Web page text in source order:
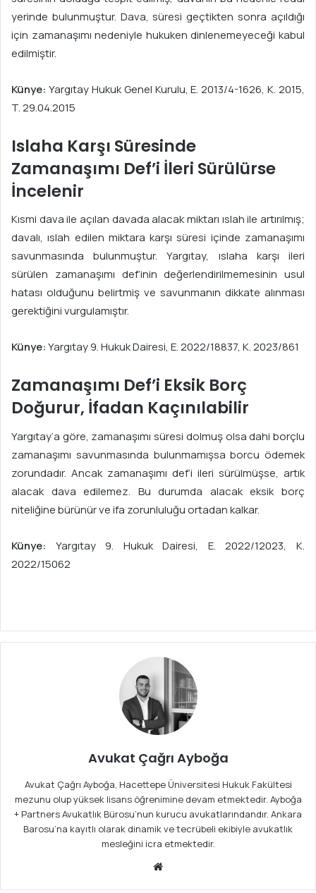
yerinde bulunmuştur. Dava, süresi geçtikten sonra açıldığı
için zamanaşımı nedeniyle hukuken dinlenemeyeceği kabul
edilmiştir.
Künye: Yargıtay Hukuk Genel Kurulu, E. 2013/4-1626, K. 2015,
T. 29.04.2015
Islaha Karşı Süresinde
Zamanaşımı Def’i İleri Sürülürse
İncelenir
Kısmi dava ile açılan davada alacak miktarı ıslah ile artırılmış;
davalı, ıslah edilen miktara karşı süresi içinde zamanaşımı
savunmasında bulunmuştur. Yargıtay, ıslaha karşı ileri
sürülen zamanaşımı def’inin değerlendirilmemesinin usul
hatası olduğunu belirtmiş ve savunmanın dikkate alınması
gerektiğini vurgulamıştır.
Künye:Yargıtay 9. Hukuk Dairesi, E. 2022/18837, K. 2023/861
Zamanaşımı Def’i Eksik Borç
Doğurur, İfadan Kaçınılabilir
Yargıtay’a göre, zamanaşımı süresi dolmuş olsa dahi borçlu
zamanaşımı savunmasında bulunmamışsa borcu ödemek
zorundadır. Ancak zamanaşımı def’i ileri sürülmüşse, artık
alacak dava edilemez. Bu durumda alacak eksik borç
niteliğine bürünür ve ifa zorunluluğu ortadan kalkar.
Künye: Yargıtay 9. Hukuk Dairesi, E. 2022/12023, K.
2022/15062
Avukat Çağrı Ayboğa
Avukat Çağrı Ayboğa, Hacettepe Üniversitesi Hukuk Fakültesi
mezunu olup yüksek lisans öğrenimine devam etmektedir. Ayboğa
+ Partners Avukatlık Bürosu’nun kurucu avukatlarındandır. Ankara
Barosu’na kayıtlı olarak dinamik ve tecrübeli ekibiyle avukatlık
mesleğini icra etmektedir.